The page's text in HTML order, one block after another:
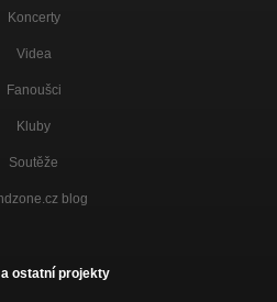
Koncerty
Videa
Fanoušci
Kluby
Soutěže
blog
ostatní projekty